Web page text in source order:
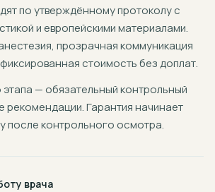
по утверждённому протоколу с
и европейскими материалами.
прозрачная коммуникация
стоимость без доплат.
— обязательный контрольный
рекомендации. Гарантия начинает
после контрольного осмотра.
врача